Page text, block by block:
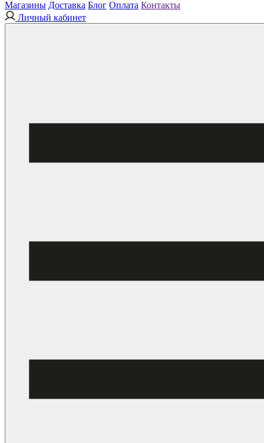
Магазины Доставка Блог Оплата Контакты
Личный кабинет